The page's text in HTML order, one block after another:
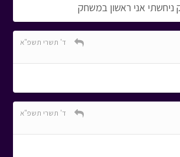
אני ראשון במשחק
ד' תשרי תשפ"א
ד' תשרי תשפ"א